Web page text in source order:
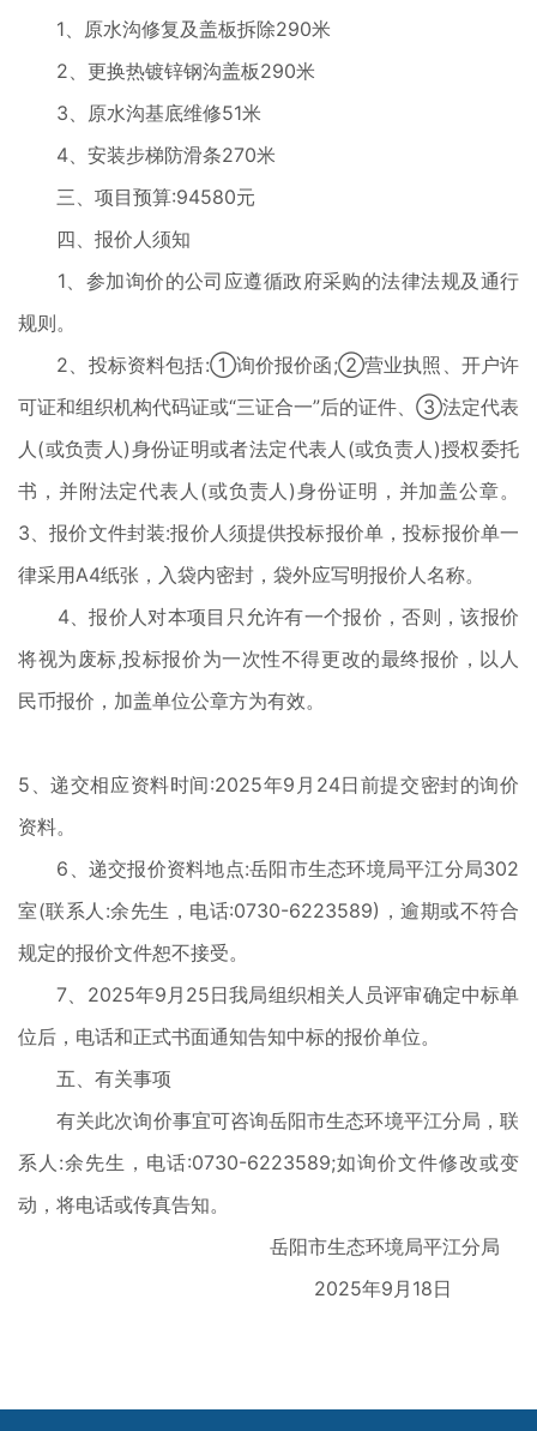
1、原水沟修复及盖板拆除290米
2、更换热镀锌钢沟盖板290米
3、原水沟基底维修51米
4、安装步梯防滑条270米
三、项目预算:94580元
四、报价人须知
1、参加询价的公司应遵循政府采购的法律法规及通行
规则。
2、投标资料包括:①询价报价函;②营业执照、开户许
可证和组织机构代码证或“三证合一”后的证件、③法定代表
人(或负责人)身份证明或者法定代表人(或负责人)授权委托
书，并附法定代表人(或负责人)身份证明，并加盖公章。
3、报价文件封装:报价人须提供投标报价单，投标报价单一
律采用A4纸张，入袋内密封，袋外应写明报价人名称。
4、报价人对本项目只允许有一个报价，否则，该报价
将视为废标,投标报价为一次性不得更改的最终报价，以人
民币报价，加盖单位公章方为有效。
5、递交相应资料时间:2025年9月24日前提交密封的询价
资料。
6、递交报价资料地点:岳阳市生态环境局平江分局302
室(联系人:余先生，电话:0730-6223589)，逾期或不符合
规定的报价文件恕不接受。
7、2025年9月25日我局组织相关人员评审确定中标单
位后，电话和正式书面通知告知中标的报价单位。
五、有关事项
有关此次询价事宜可咨询岳阳市生态环境平江分局，联
系人:余先生，电话:0730-6223589;如询价文件修改或变
动，将电话或传真告知。
岳阳市生态环境局平江分局
2025年9月18日